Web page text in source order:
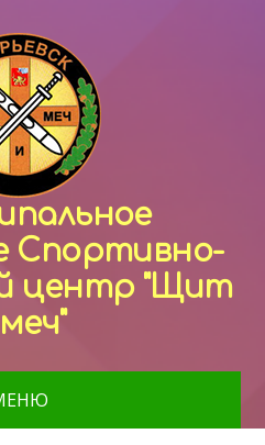
Спортивно-
центр "Щит